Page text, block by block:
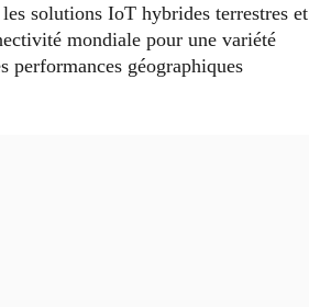
solutions IoT hybrides terrestres et
mondiale pour une variété
performances géographiques